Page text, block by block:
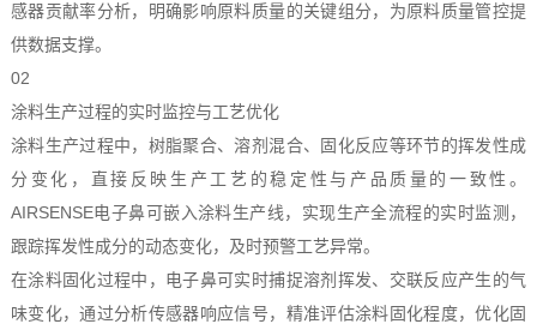
感器贡献率分析，明确影响原料质量的关键组分，为原料质量管控提
供数据支撑。
02
涂料生产过程的实时监控与工艺优化
涂料生产过程中，树脂聚合、溶剂混合、固化反应等环节的挥发性成
分变化，直接反映生产工艺的稳定性与产品质量的一致性。
AIRSENSE电子鼻可嵌入涂料生产线，实现生产全流程的实时监测，
跟踪挥发性成分的动态变化，及时预警工艺异常。
在涂料固化过程中，电子鼻可实时捕捉溶剂挥发、交联反应产生的气
味变化，通过分析传感器响应信号，精准评估涂料固化程度，优化固